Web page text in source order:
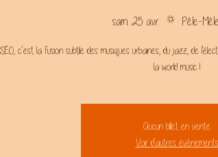
sam. 25 avr.
  |
Pêle-
c’est la fusion subtile des musiques urbaines, du jazz, de
la world music !
Aucun billet en vente
Voir d'autres événements